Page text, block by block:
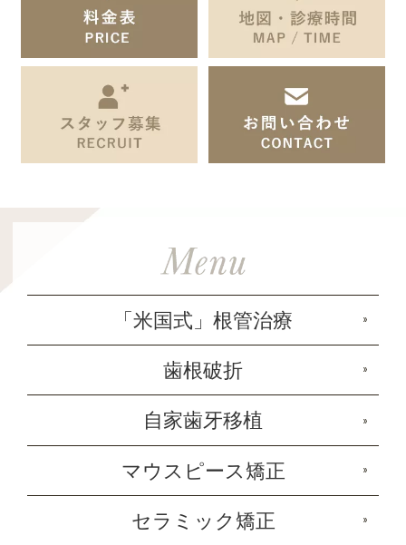
「米国式」根管治療
歯根破折
自家歯牙移植
マウスピース矯正
セラミック矯正